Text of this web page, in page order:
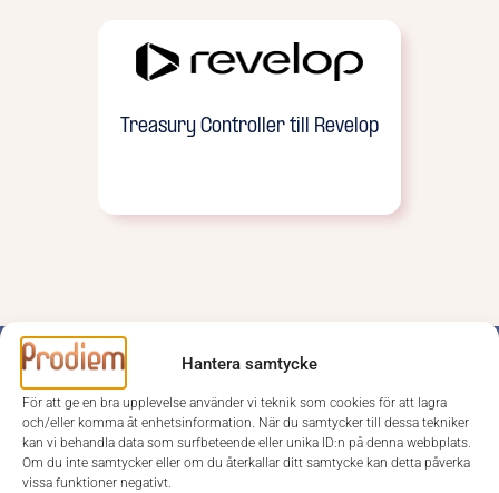
Hantera samtycke
För att ge en bra upplevelse använder vi teknik som cookies för att lagra
och/eller komma åt enhetsinformation. När du samtycker till dessa tekniker
kan vi behandla data som surfbeteende eller unika ID:n på denna webbplats.
Om du inte samtycker eller om du återkallar ditt samtycke kan detta påverka
vissa funktioner negativt.
Treasury Controller till Revelop
Hittade du inget jobb för dig?
Gå med i vårt kandidat- eller konsultnätverk så
kontaktar vi dig när ett passande jobb/uppdrag